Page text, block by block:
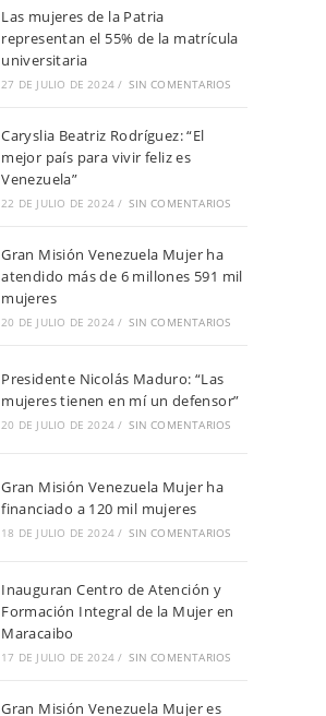
Las mujeres de la Patria
representan el 55% de la matrícula
universitaria
27 DE JULIO DE 2024 / SIN COMENTARIOS
Caryslia Beatriz Rodríguez: “El
mejor país para vivir feliz es
Venezuela”
22 DE JULIO DE 2024 / SIN COMENTARIOS
Gran Misión Venezuela Mujer ha
atendido más de 6 millones 591 mil
mujeres
20 DE JULIO DE 2024 / SIN COMENTARIOS
Presidente Nicolás Maduro: “Las
mujeres tienen en mí un defensor”
20 DE JULIO DE 2024 / SIN COMENTARIOS
Gran Misión Venezuela Mujer ha
financiado a 120 mil mujeres
18 DE JULIO DE 2024 / SIN COMENTARIOS
Inauguran Centro de Atención y
Formación Integral de la Mujer en
Maracaibo
17 DE JULIO DE 2024 / SIN COMENTARIOS
Gran Misión Venezuela Mujer es